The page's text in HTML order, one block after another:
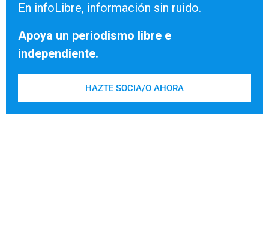
En infoLibre, información sin ruido.
Apoya un periodismo libre e
independiente.
HAZTE SOCIA/O AHORA